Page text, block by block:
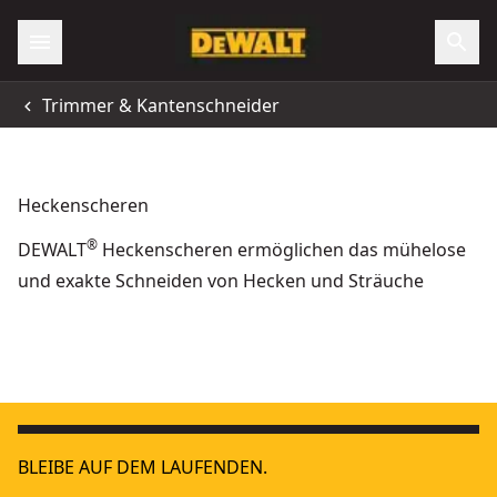
Trimmer & Kantenschneider
Heckenscheren
DEWALT® Heckenscheren ermöglichen das mühelose
und exakte Schneiden von Hecken und Sträuche
18 Volt Akku-Heckenschere 55 cm, 19 mm Schnittbreite -
Pflege & Wartung - GaLaBau
BLEIBE AUF DEM LAUFENDEN.